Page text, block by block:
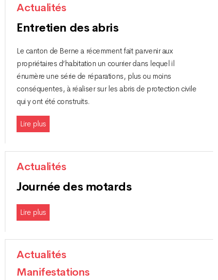
Actualités
Entretien des abris
Le canton de Berne a récemment fait parvenir aux
propriétaires d’habitation un courrier dans lequel il
énumère une série de réparations, plus ou moins
conséquentes, à réaliser sur les abris de protection civile
qui y ont été construits.
Lire plus
Actualités
Journée des motards
Lire plus
Actualités
Manifestations